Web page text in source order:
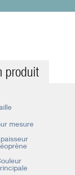
produit
mesure